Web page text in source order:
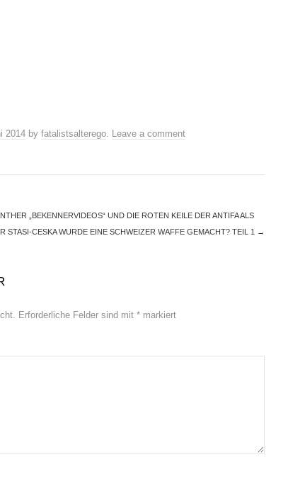
2014 by fatalistsalterego. Leave a comment
„BEKENNERVIDEOS“ UND DIE ROTEN KEILE DER ANTIFA ALS
STASI-CESKA WURDE EINE SCHWEIZER WAFFE GEMACHT? TEIL 1 →
Erforderliche Felder sind mit * markiert